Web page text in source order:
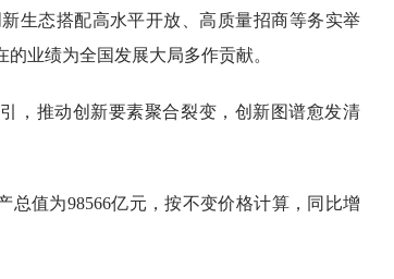
生态搭配高水平开放、高质量招商等务实举
业绩为全国发展大局多作贡献。
，推动创新要素聚合裂变，创新图谱愈发清
值为98566亿元，按不变价格计算，同比增